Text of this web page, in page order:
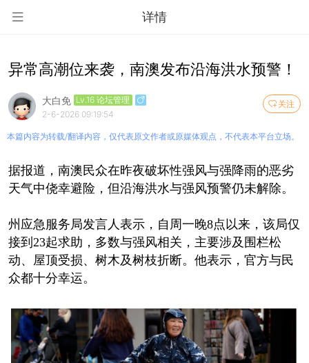
详情
异常高潮位来袭，南澳发布沿海洪水预警！
关注
大白免 Lv.16 论坛管理
2-6-2026 09:19:54
本篇内容为转载/翻译内容，仅代表原文作者或原媒体观点，不代表本平台立场。
据报道，南澳民众在昨夜破坏性强风与强降雨的恶劣
天气中侥幸避险，但沿海洪水与强风预警仍未解除。
州应急服务局发言人表示，自周一晚8点以来，该局仅
接到23起求助，多数与强风相关，主要涉及围栏松
动、屋顶受损、树木及树枝折断。他表示，官方与民
众都十分幸运。